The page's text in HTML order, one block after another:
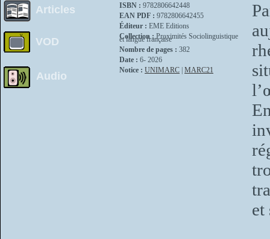
Articles
VOD
Audio
ISBN : 9782806642448
EAN PDF : 9782806642455
Éditeur : EME Editions
Collection :Proximités Sociolinguistique
et langue française
Nombre de pages : 382
Date : 6- 2026
Notice : UNIMARC MARC21
et